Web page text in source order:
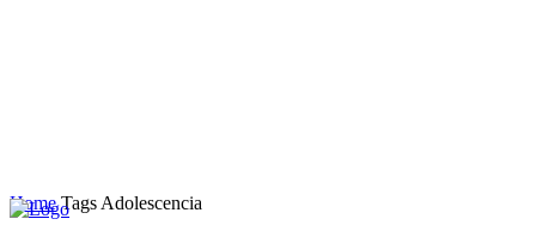
Home Tags Adolescencia